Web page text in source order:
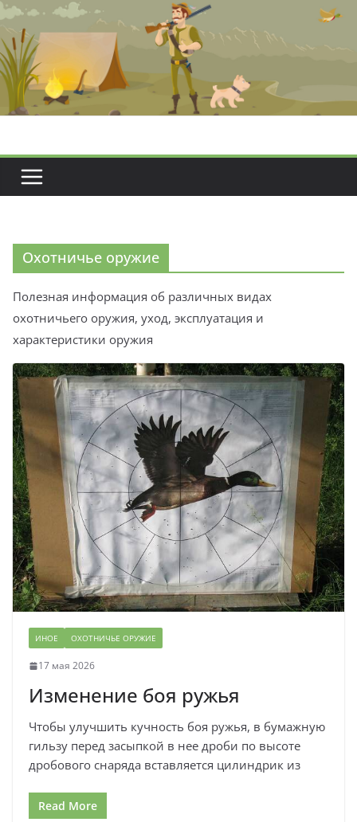
Перейти
содержимому
Охотничье оружие
Полезная информация об различных видах
охотничьего оружия, уход, эксплуатация и
характеристики оружия
ИНОЕ ОХОТНИЧЬЕ ОРУЖИЕ
17 мая 2026
Изменение боя ружья
Чтобы улучшить кучность боя ружья, в бумажную
гильзу перед засыпкой в нее дроби по высоте
дробового снаряда вставляется цилиндрик из
Read More